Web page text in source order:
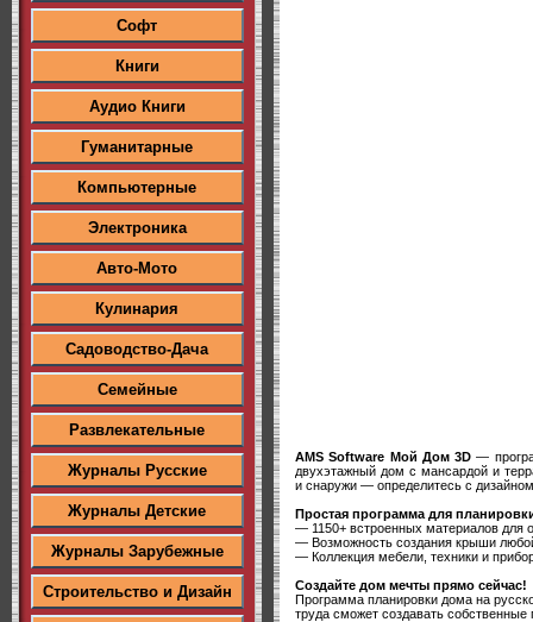
Софт
Книги
Аудио Книги
Гуманитарные
Компьютерные
Электроника
Авто-Мото
Кулинария
Садоводство-Дача
Семейные
Развлекательные
Журналы Русские
Журналы Детские
Журналы Зарубежные
Строительство и Дизайн
AMS Software Мой Дом 3D —
двухэтажный дом с мансардой и
и снаружи — определитесь с
Простая программа для
— 1150+ встроенных материалов для
— Возможность создания крыши
— Коллекция мебели, техники и
Создайте дом мечты прямо сейчас!
Программа планировки дома на
труда сможет создавать собственные